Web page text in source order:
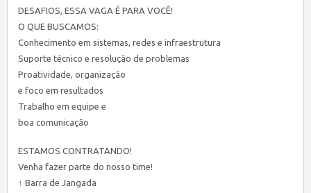
DESAFIOS, ESSA VAGA É PARA VOCÊ!
O QUE BUSCAMOS:
Conhecimento em sistemas, redes e infraestrutura
Suporte técnico e resolução de problemas
Proatividade, organização
e foco em resultados
Trabalho em equipe e
boa comunicação
ESTAMOS CONTRATANDO!
Venha fazer parte do nosso time!
↑ Barra de Jangada